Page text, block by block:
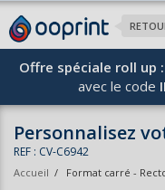
Offre spéciale roll up :
avec le code
Personnalisez
REF : CV-C6942
Accueil / Format carré -